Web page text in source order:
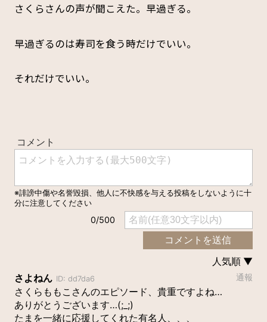
さくらさんの声が聞こえた。早過ぎる。
早過ぎるのは寿司を食う時だけでいい。
それだけでいい。